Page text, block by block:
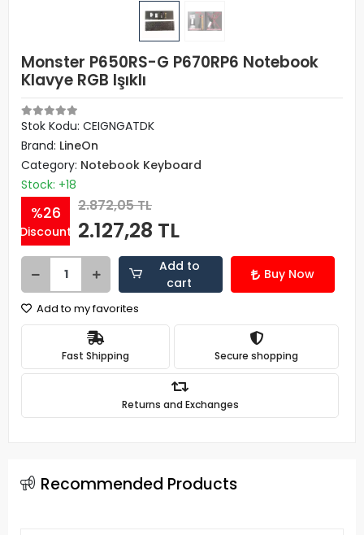
Monster P650RS-G P670RP6 Notebook
Klavye RGB Işıklı
Stok Kodu: CEIGNGATDK
Brand: LineOn
Category: Notebook Keyboard
Stock: +18
%26
Discount
2.872,05 TL
2.127,28 TL
Add to
cart
Buy Now
Add to my favorites
Fast Shipping Secure shopping
Returns and Exchanges
Recommended Products